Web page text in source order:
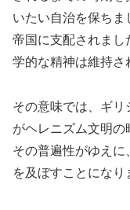
いたい自治を保ちま
帝国に支配されまし
学的な精神は維持さ
その意味では、ギ
がヘレニズム文明の
その普遍性がゆえ
を及ぼすことになり